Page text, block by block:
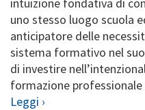
uno stesso luogo scuola
anticipatore delle
sistema formativo nel
di investire
formazione
Leggi ›